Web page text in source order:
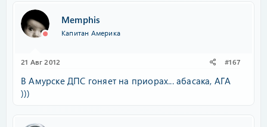
Memphis
Капитан Америка
21 Авг 2012 #167
В Амурске ДПС гоняет на приорах... абасака, АГА
)))